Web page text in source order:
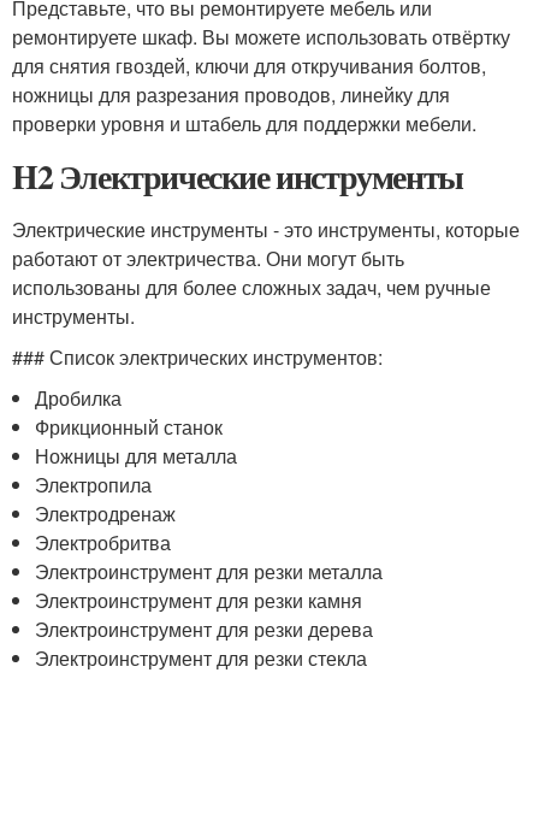
Представьте, что вы ремонтируете мебель или
ремонтируете шкаф. Вы можете использовать отвёртку
для снятия гвоздей, ключи для откручивания болтов,
ножницы для разрезания проводов, линейку для
проверки уровня и штабель для поддержки мебели.
H2 Электрические инструменты
Электрические инструменты - это инструменты, которые
работают от электричества. Они могут быть
использованы для более сложных задач, чем ручные
инструменты.
### Список электрических инструментов:
Дробилка
Фрикционный станок
Ножницы для металла
Электропила
Электродренаж
Электробритва
Электроинструмент для резки металла
Электроинструмент для резки камня
Электроинструмент для резки дерева
Электроинструмент для резки стекла